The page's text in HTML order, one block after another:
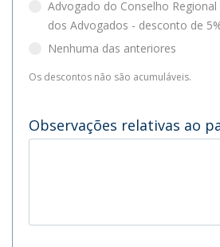
Advogado do Conselho
dos Advogados - desconto de
Nenhuma das anteriores
Os descontos não são acumuláveis.
Observações relativas ao